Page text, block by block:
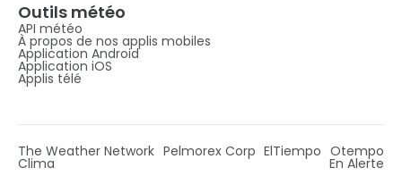
Outils météo
API météo
À propos de nos applis mobiles
Application Android
Application iOS
Applis télé
The Weather Network Pelmorex Corp ElTiempo Otempo
Clima En Alerte